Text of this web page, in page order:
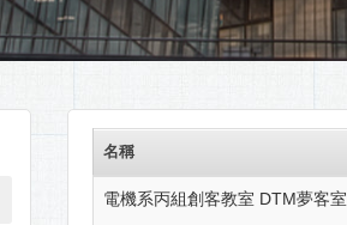
名稱
電機系丙組創客教室 DTM夢客室